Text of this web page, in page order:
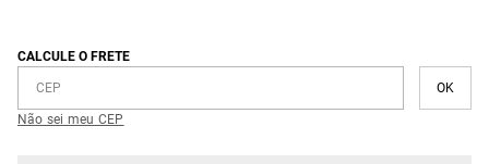
CALCULE O FRETE
Não sei meu CEP